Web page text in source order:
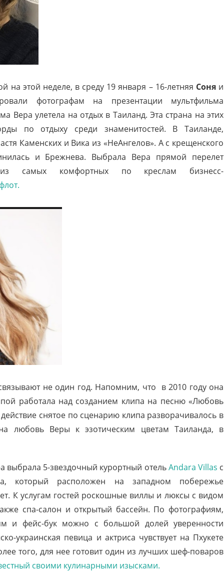
на этой неделе, в среду 19 января – 16-летняя Соняи
фотографам на презентации мультфильма
Вера улетела на отдых в Таиланд. Эта страна на этих
по отдыху среди знаменитостей. В Таиланде,
Каменских и Вика из «НеАнгелов». А с крещенского
и Брежнева. Выбрала Вера прямой перелет
из самых комфортных по креслам бизнесс-
не один год. Напомним, что в 2010 году она
работала над созданием клипа на песню «Любовь
снятое по сценарию клипа разворачивалось в
любовь Веры к эзотическим цветам Таиланда, в
выбрала 5-звездочный курортный отельAndara Villas с
который расположен на западном побережье
К услугам гостей роскошные виллы и люксы с видом
спа-салон и открытый бассейн. По фотографиям,
и фейс-бук можно с большой долей уверенности
украинская певица и актриса чувствует на Пхукете
того, для нее готовит один из лучших шеф-поваров
своими кулинарными изысками.